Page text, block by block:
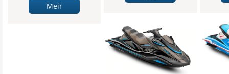
Meir